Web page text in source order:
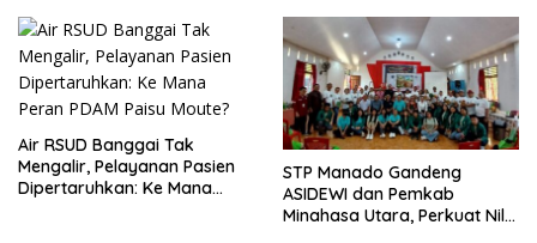
Air RSUD Banggai Tak
Mengalir, Pelayanan Pasien
Dipertaruhkan: Ke Mana
‎STP Manado Gandeng
ASIDEWI dan Pemkab
Minahasa Utara, Perkuat Nilai